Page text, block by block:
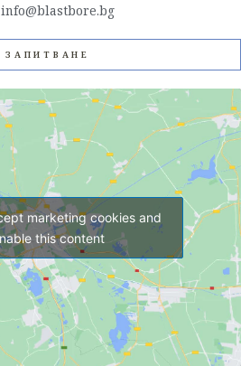
info@blastbore.bg
ЗАПИТВАНЕ
marketing cookies and
this content